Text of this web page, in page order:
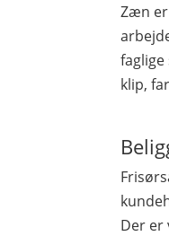
Zæn
klip,
Der er